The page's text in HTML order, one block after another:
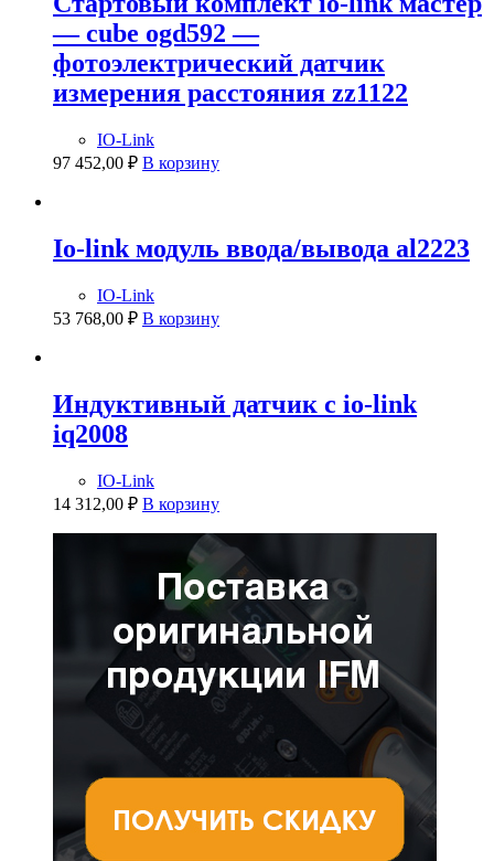
— cube ogd592 —
фотоэлектрический датчик
измерения расстояния zz1122
IO-Link
97 452,00 ₽ В корзину
Io-link модуль ввода/вывода al2223
IO-Link
53 768,00 ₽ В корзину
Индуктивный датчик с io-link
iq2008
IO-Link
14 312,00 ₽ В корзину